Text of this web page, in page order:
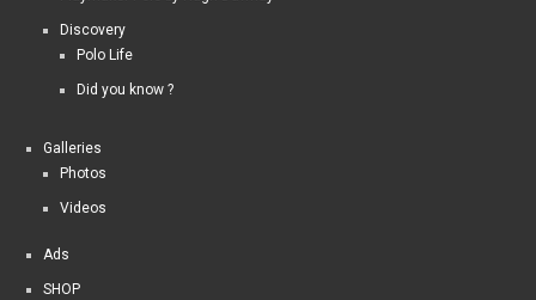
Discovery
Polo Life
Did you know ?
Galleries
Photos
Videos
Ads
SHOP